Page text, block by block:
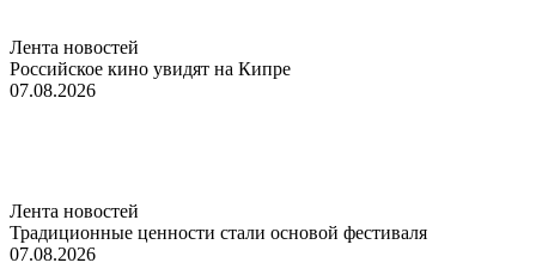
Лента новостей
Российское кино увидят на Кипре
07.08.2026
Лента новостей
Традиционные ценности стали основой фестиваля
07.08.2026